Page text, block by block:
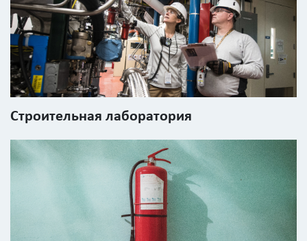
Строительная лаборатория
Введите
код
с
картинки
Я согласен на
обработку
персональных
данных